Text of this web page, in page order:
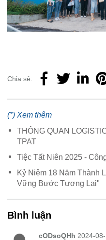
Chia sẻ:
(*) Xem thêm
THÔNG QUAN
TPAT
Tiệc Tất Niên 2025 -
Kỷ Niệm 18 Năm Thành
Vững Bước Tương Lai"
Bình luận
cODsoQHh 2024-